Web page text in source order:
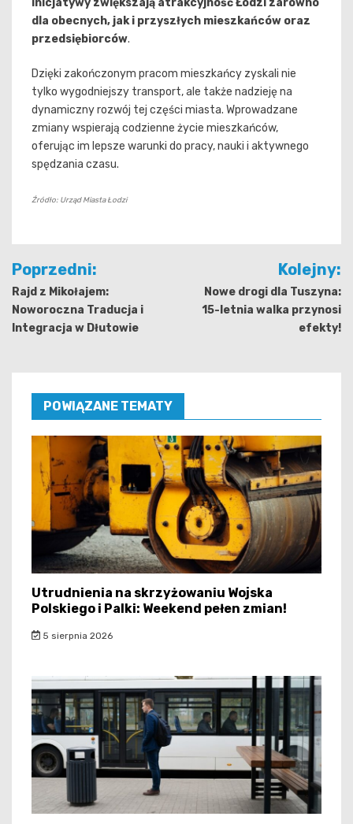
dla obecnych, jak i przyszłych mieszkańców oraz
przedsiębiorców.
Dzięki zakończonym pracom mieszkańcy zyskali nie
tylko wygodniejszy transport, ale także nadzieję na
dynamiczny rozwój tej części miasta. Wprowadzane
zmiany wspierają codzienne życie mieszkańców,
oferując im lepsze warunki do pracy, nauki i aktywnego
spędzania czasu.
Źródło: Urząd Miasta Łodzi
Nawigacja
wpisu
Poprzedni:
Rajd z Mikołajem:
Noworoczna Traducja i
Integracja w Dłutowie
Kolejny:
Nowe drogi dla Tuszyna:
15-letnia walka przynosi
efekty!
POWIĄZANE TEMATY
Utrudnienia na skrzyżowaniu Wojska
Polskiego i Palki: Weekend pełen zmian!
5 sierpnia 2026